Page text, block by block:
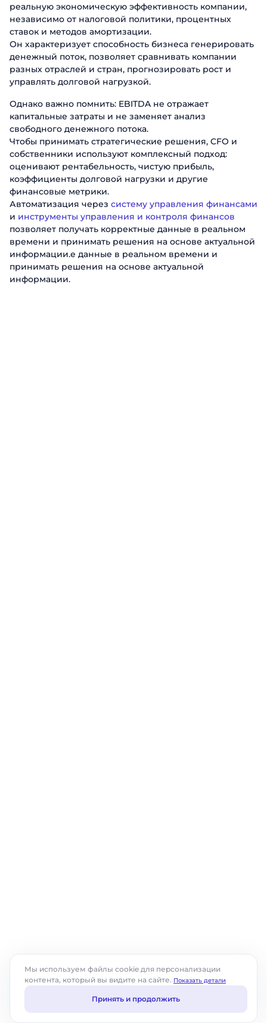
реальную экономическую эффективность компании,
независимо от налоговой политики, процентных
ставок и методов амортизации.
Он характеризует способность бизнеса генерировать
денежный поток, позволяет сравнивать компании
разных отраслей и стран, прогнозировать рост и
управлять долговой нагрузкой.
Однако важно помнить: EBITDA не отражает
капитальные затраты и не заменяет анализ
свободного денежного потока.
Чтобы принимать стратегические решения, CFO и
собственники используют комплексный подход:
оценивают рентабельность, чистую прибыль,
коэффициенты долговой нагрузки и другие
финансовые метрики.
Автоматизация через систему управления финансами
и инструменты управления и контроля финансов
позволяет получать корректные данные в реальном
времени и принимать решения на основе актуальной
информации.е данные в реальном времени и
принимать решения на основе актуальной
информации.
прогнозирование рентабельности,
анализ динамики показателя и
взаимосвязанных KPI.
Мы используем файлы cookie для персонализации
контента, который вы видите на сайте. Показать детали
Принять и продолжить